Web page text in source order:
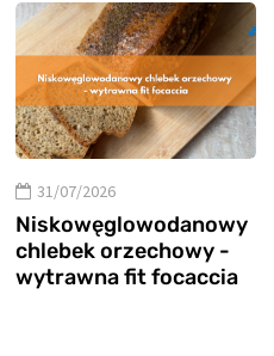
31/07/2026
Niskowęglowodanowy
chlebek orzechowy -
wytrawna fit focaccia